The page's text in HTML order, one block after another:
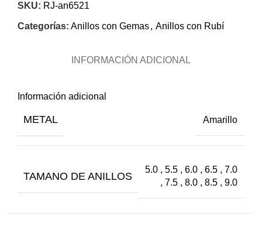
SKU: RJ-an6521
Categorías: Anillos con Gemas, Anillos con Rubí
INFORMACIÓN ADICIONAL
Información adicional
METAL Amarillo
TAMANO DE ANILLOS
5.0 , 5.5 , 6.0 , 6.5 , 7.0
, 7.5 , 8.0 , 8.5 , 9.0